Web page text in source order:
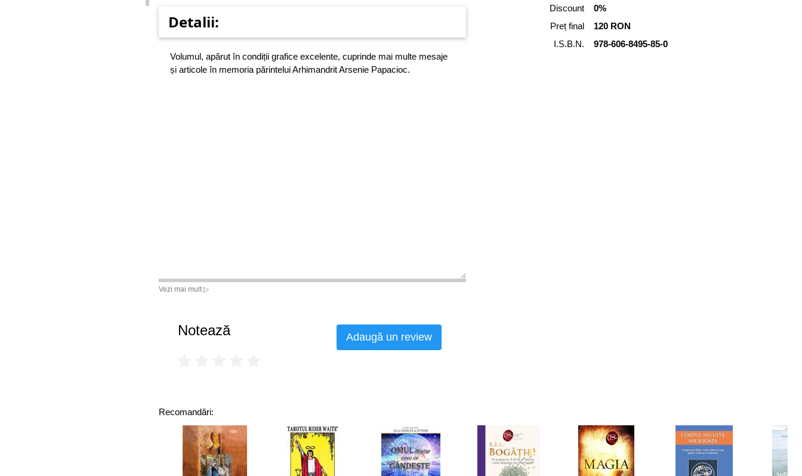
Detalii:
Volumul, apărut în condiții grafice excelente, cuprinde mai multe mesaje
și articole în memoria părintelui Arhimandrit Arsenie Papacioc.
Vezi mai mult ▷
Discount
0%
Preț final
120 RON
I.S.B.N.
978-606-8495-85-0
Notează Adaugă un review
Recomandări: